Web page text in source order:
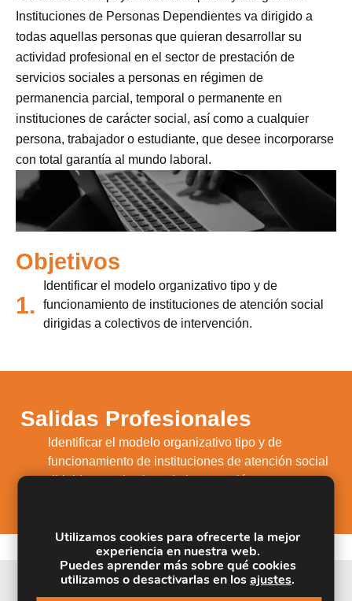
Instituciones de Personas Dependientes va dirigido a
todas aquellas personas que quieran desarrollar su
actividad profesional en el sector de prestación de
servicios sociales a personas en régimen de
permanencia parcial, temporal o permanente en
instituciones de carácter social, así como a cualquier
persona, trabajador o estudiante, que desee incorporarse
con total garantía al mundo laboral.
Objetivos
1.
Identificar el modelo organizativo tipo y de
funcionamiento de instituciones de atención social
dirigidas a colectivos de intervención.
Salidas Profesionales
Identificar el modelo organizativo tipo y de
funcionamiento de instituciones de atención social
dirigidas a colectivos de intervención.
Utilizamos cookies para ofrecerte la mejor
experiencia en nuestra web.
Puedes aprender más sobre qué cookies
utilizamos o desactivarlas en losajustes.